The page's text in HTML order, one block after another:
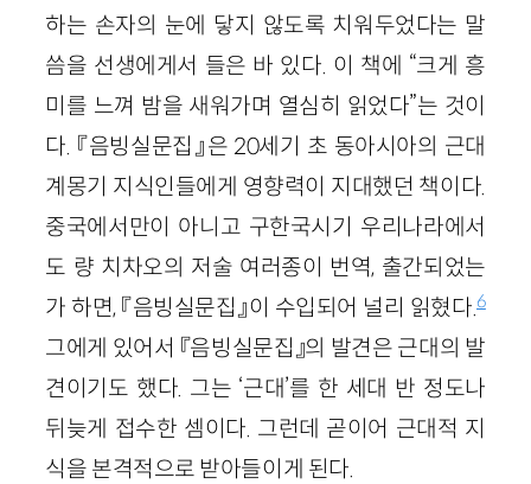
하는 손자의 눈에 닿지 않도록 치워두었다는 말
씀을 선생에게서 들은 바 있다. 이 책에 “크게 흥
미를 느껴 밤을 새워가며 열심히 읽었다”는 것이
다. 『음빙실문집』은 20세기 초 동아시아의 근대
계몽기 지식인들에게 영향력이 지대했던 책이다.
중국에서만이 아니고 구한국시기 우리나라에서
도 량 치차오의 저술 여러종이 번역, 출간되었는
가 하면, 『음빙실문집』이 수입되어 널리 읽혔다.6
그에게 있어서 『음빙실문집』의 발견은 근대의 발
견이기도 했다. 그는 ‘근대’를 한 세대 반 정도나
뒤늦게 접수한 셈이다. 그런데 곧이어 근대적 지
식을 본격적으로 받아들이게 된다.